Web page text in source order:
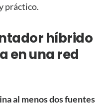
práctico.
híbrido
en una red
al menos dos fuentes